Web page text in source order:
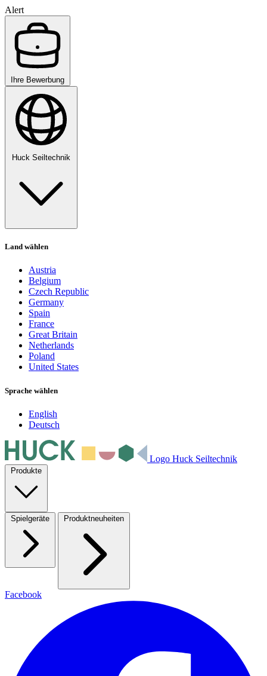
Alert
Ihre Bewerbung
Huck Seiltechnik
Land wählen
Austria
Belgium
Czech Republic
Germany
Spain
France
Great Britain
Netherlands
Poland
United States
Sprache wählen
English
Deutsch
Logo Huck Seiltechnik
Produkte
Spielgeräte Produktneuheiten
Facebook